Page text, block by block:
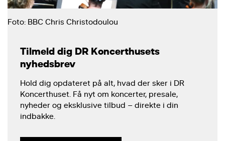
Foto: BBC Chris Christodoulou
Tilmeld dig DR Koncerthusets
nyhedsbrev
Hold dig opdateret på alt, hvad der sker i DR
Koncerthuset. Få nyt om koncerter, presale,
nyheder og eksklusive tilbud – direkte i din
indbakke.